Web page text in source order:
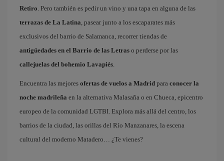
Retiro. Pero también es pedir un vino y una tapa en alguna de las
terrazas de La Latina, pasear junto a los escaparates más
exclusivos del barrio de Salamanca, recorrer tiendas de
antigüedades en el Barrio de las Letras o perderse por las
callejuelas del bohemio Lavapiés.
Encuentra las mejores ofertas de vuelos a Madrid para conocer la
noche madrileña en la alternativa Malasaña o en Chueca, epicentro
europeo de la comunidad LGTBI. Explora más allá del centro, los
barrios de la ciudad, las orillas del Río Manzanares, la escena
cultural del moderno Matadero… ¿Te vienes?